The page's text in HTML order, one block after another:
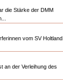
die Stärke der DMM
vom SV Holtland.
an der Verleihung des